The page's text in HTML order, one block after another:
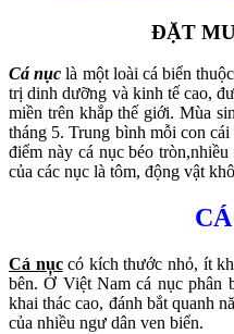
ĐẶT
Cá nục là một loài cá biển
trị dinh dưỡng và kinh tế cao,
miền trên khắp thế giới. Mùa
tháng 5. Trung bình mỗi con
điểm này cá nục béo
của các nục là tôm, động vật
Cá nụccó kích thước nhỏ, ít
bên. Ở Việt Nam cá nục phân
khai thác cao, đánh bắt quanh
của nhiều ngư dân ven biển.